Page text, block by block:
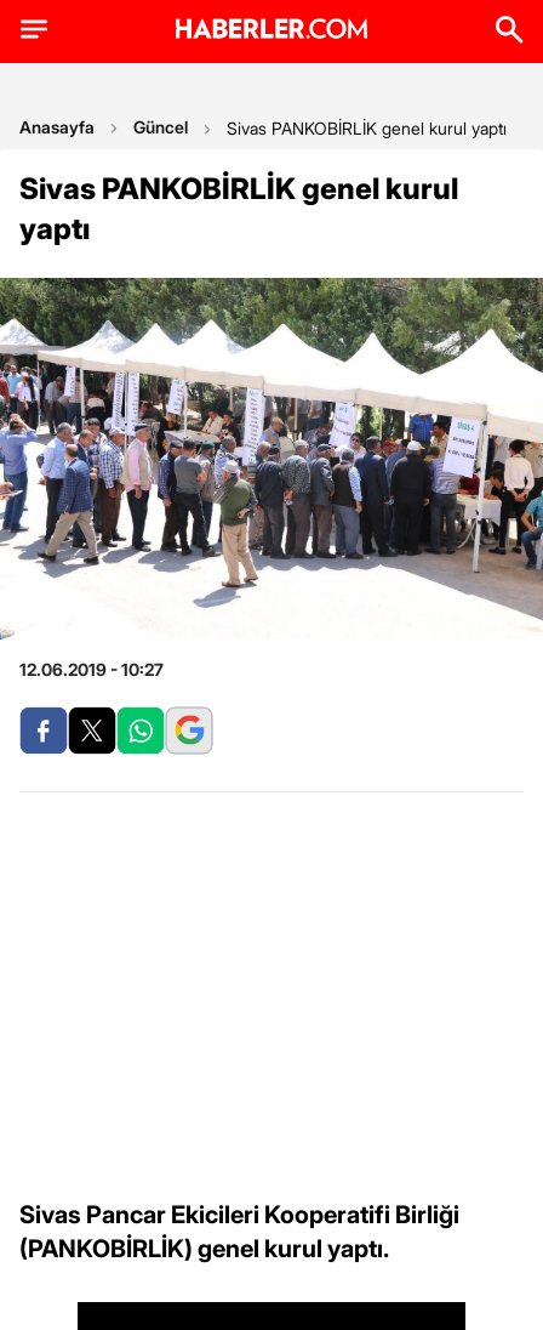
Anasayfa Güncel Sivas PANKOBİRLİK genel kurul yaptı
Sivas PANKOBİRLİK genel kurul
yaptı
12.06.2019 - 10:27
Sivas Pancar Ekicileri Kooperatifi Birliği
(PANKOBİRLİK) genel kurul yaptı.